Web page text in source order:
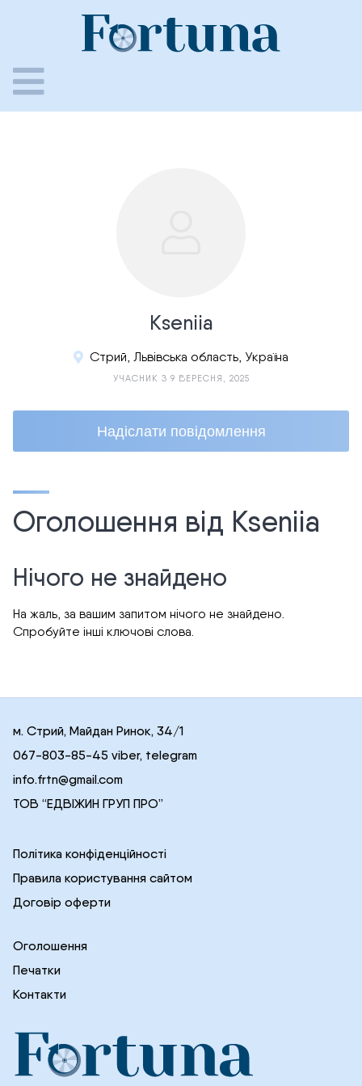
Kseniia
Стрий, Львівська область, Україна
УЧАСНИК З 9 ВЕРЕСНЯ, 2025
Надіслати повідомлення
Оголошення від Kseniia
Нічого не знайдено
На жаль, за вашим запитом нічого не знайдено.
Спробуйте інші ключові слова.
м. Стрий, Майдан Ринок, 34/1
067-803-85-45 viber, telegram
info.frtn@gmail.com
ТОВ “ЕДВІЖИН ГРУП ПРО”
Політика конфіденційності
Правила користування сайтом
Договір оферти
Оголошення
Печатки
Контакти